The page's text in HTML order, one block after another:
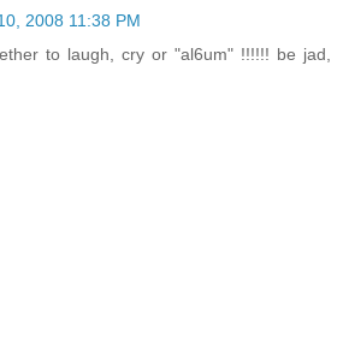
2008 11:38 PM
to laugh, cry or "al6um" !!!!!! be jad,